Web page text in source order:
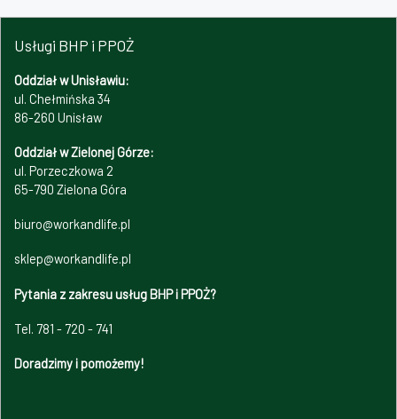
Usługi BHP i PPOŻ
Oddział w Unisławiu:
ul. Chełmińska 34
86-260 Unisław
Oddział w Zielonej Górze:
ul. Porzeczkowa 2
65-790 Zielona Góra
biuro@workandlife.pl
sklep@workandlife.pl
Pytania z zakresu usług BHP i PPOŻ?
Tel. 781 - 720 - 741
Doradzimy i pomożemy!